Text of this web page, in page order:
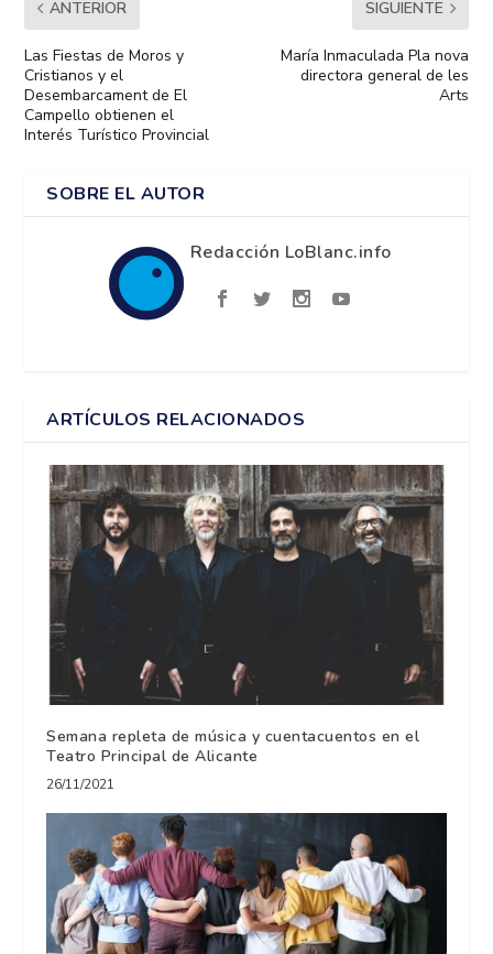
ANTERIOR
Las Fiestas de Moros y
Cristianos y el
Desembarcament de El
Campello obtienen el
Interés Turístico Provincial
SIGUIENTE
María Inmaculada Pla nova
directora general de les
Arts
SOBRE EL AUTOR
Redacción LoBlanc.info
ARTÍCULOS RELACIONADOS
Semana repleta de música y cuentacuentos en el
Teatro Principal de Alicante
26/11/2021